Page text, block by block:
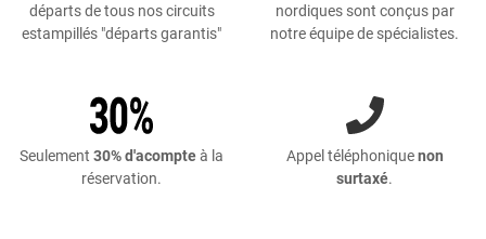
départs de tous nos circuits
estampillés "départs garantis"
nordiques sont conçus par
notre équipe de spécialistes.
Seulement 30% d'acompteà la
réservation.
Appel téléphoniquenon
surtaxé.